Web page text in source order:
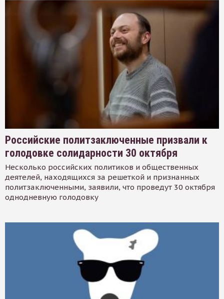
Российские политзаключенные призвали к
голодовке солидарности 30 октября
Несколько российских политиков и общественных
деятелей, находящихся за решеткой и признанных
политзаключенными, заявили, что проведут 30 октября
однодневную голодовку